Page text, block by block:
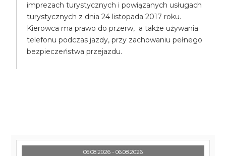
imprezach turystycznych i powiązanych usługach
turystycznych z dnia 24 listopada 2017 roku.
Kierowca ma prawo do przerw, a także używania
telefonu podczas jazdy, przy zachowaniu pełnego
bezpieczeństwa przejazdu.
06.08.2026 - 06.08.2026